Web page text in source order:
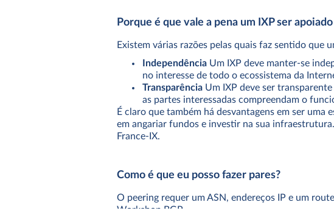
Porque é que vale a pena um IXP ser
Existem várias razões pelas quais faz sentido que
Independência Um IXP deve manter-se
no interesse de todo o ecossistema da
Transparência Um IXP deve ser
as partes interessadas compreendam o
É claro que também há desvantagens em ser
em angariar fundos e investir na sua
France-IX.
Como é que eu posso fazer pares?
O peering requer um ASN, endereços IP e um
Workshop BGP.